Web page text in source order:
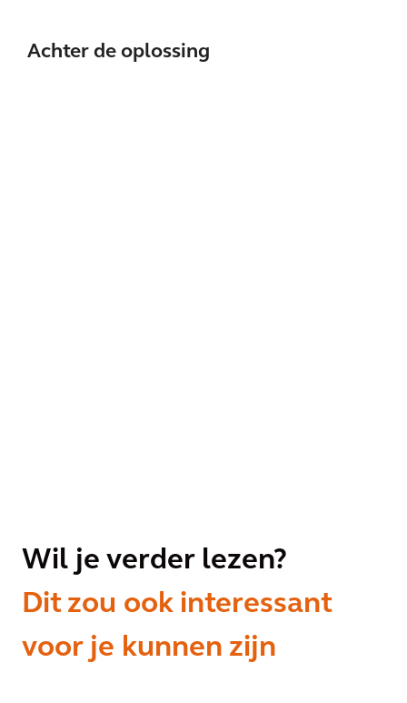
Achter de oplossing
Wil je verder lezen?
Dit zou ook interessant
voor je kunnen zijn